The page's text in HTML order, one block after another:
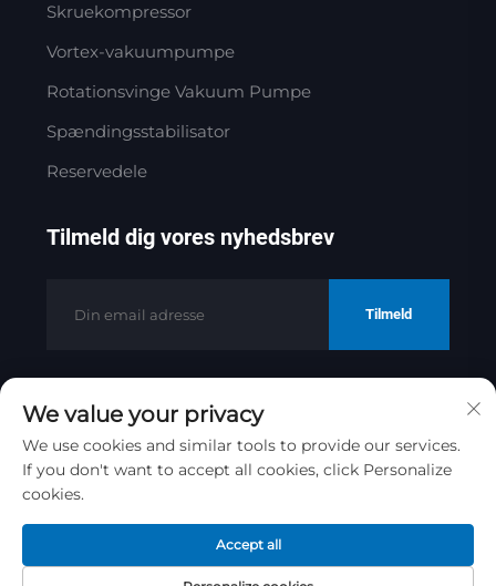
Skruekompressor
Vortex-vakuumpumpe
Rotationsvinge Vakuum Pumpe
Spændingsstabilisator
Reservedele
Tilmeld dig vores nyhedsbrev
Tilmeld
Copyright © 2025 af Jinan Golden
Bridge Precision Machinery Co.ltd
Privatlivspolitik
Rul til toppen
We value your privacy
We use cookies and similar tools to provide our services.
If you don't want to accept all cookies, click Personalize
cookies.
Accept all